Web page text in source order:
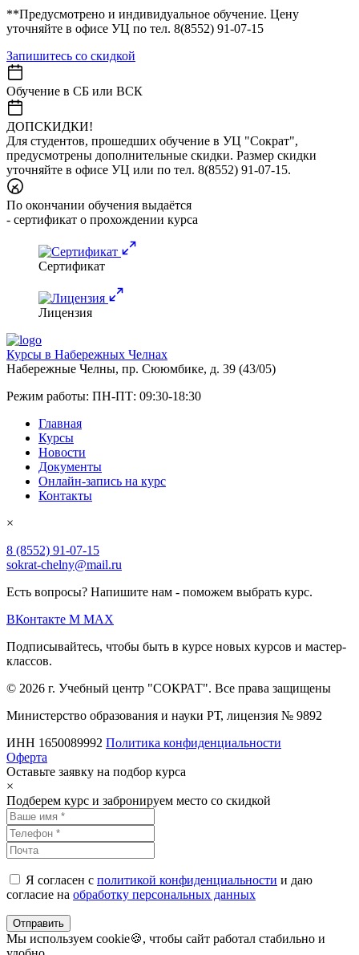
**Предусмотрено и индивидуальное обучение. Цену
уточняйте в офисе УЦ по тел. 8(8552) 91-07-15
Запишитесь со скидкой
Обучение в СБ или ВСК
ДОПСКИДКИ!
Для студентов, прошедших обучение в УЦ "Сократ",
предусмотрены дополнительные скидки. Размер скидки
уточняйте в офисе УЦ или по тел. 8(8552) 91-07-15.
По окончании обучения выдаётся
- сертификат о прохождении курса
Сертификат
Лицензия
Курсы в Набережных Челнах
Набережные Челны, пр. Сююмбике, д. 39 (43/05)
Режим работы: ПН-ПТ: 09:30-18:30
Главная
Курсы
Новости
Документы
Онлайн-запись на курс
Контакты
×
8 (8552) 91-07-15
sokrat-chelny@mail.ru
Есть вопросы? Напишите нам - поможем выбрать курс.
ВКонтакте M MAX
Подписывайтесь, чтобы быть в курсе новых курсов и мастер-
классов.
© 2026 г. Учебный центр "СОКРАТ". Все права защищены
Министерство образования и науки РТ, лицензия № 9892
ИНН 1650089992 Политика конфиденциальности
Оферта
Оставьте заявку на подбор курса
×
Подберем курс и забронируем место со скидкой
Я согласен с политикой конфиденциальности и даю
согласие на обработку персональных данных
Отправить
Мы используем cookie🍪, чтобы сайт работал стабильно и